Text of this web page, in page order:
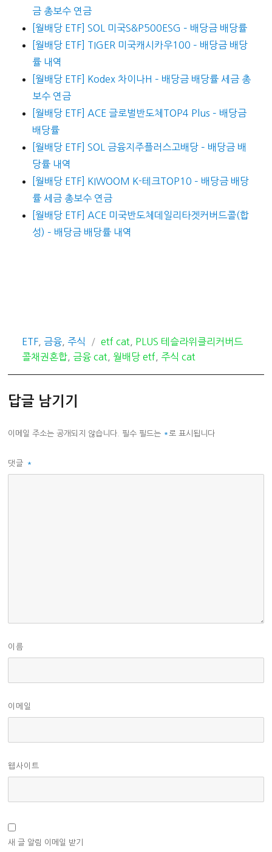
금 총보수 연금
[월배당 ETF] SOL 미국S&P500ESG – 배당금 배당률
[월배당 ETF] TIGER 미국캐시카우100 – 배당금 배당
률 내역
[월배당 ETF] Kodex 차이나H – 배당금 배당률 세금 총
보수 연금
[월배당 ETF] ACE 글로벌반도체TOP4 Plus – 배당금
배당률
[월배당 ETF] SOL 금융지주플러스고배당 – 배당금 배
당률 내역
[월배당 ETF] KIWOOM K-테크TOP10 – 배당금 배당
률 세금 총보수 연금
[월배당 ETF] ACE 미국반도체데일리타겟커버드콜(합
성) – 배당금 배당률 내역
카
테
ETF, 금융, 주식
태
그
etf cat, PLUS 테슬라위클리커버드
콜채권혼합, 금융 cat, 월배당 etf, 주식 cat
답글 남기기
이메일 주소는 공개되지 않습니다. 필수 필드는 *로 표시됩니다
댓글 *
이름
이메일
웹사이트
새 글 알림 이메일 받기